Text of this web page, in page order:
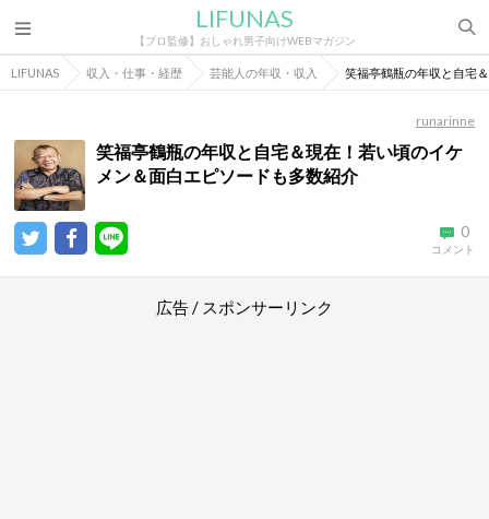
LIFUNAS
【プロ監修】おしゃれ男子向けWEBマガジン
LIFUNAS 収入・仕事・経歴 芸能人の年収・収入 笑福亭鶴瓶の年収と自宅
runarinne
笑福亭鶴瓶の年収と自宅＆現在！若い頃のイケ
メン＆面白エピソードも多数紹介
0
コメント
広告 / スポンサーリンク